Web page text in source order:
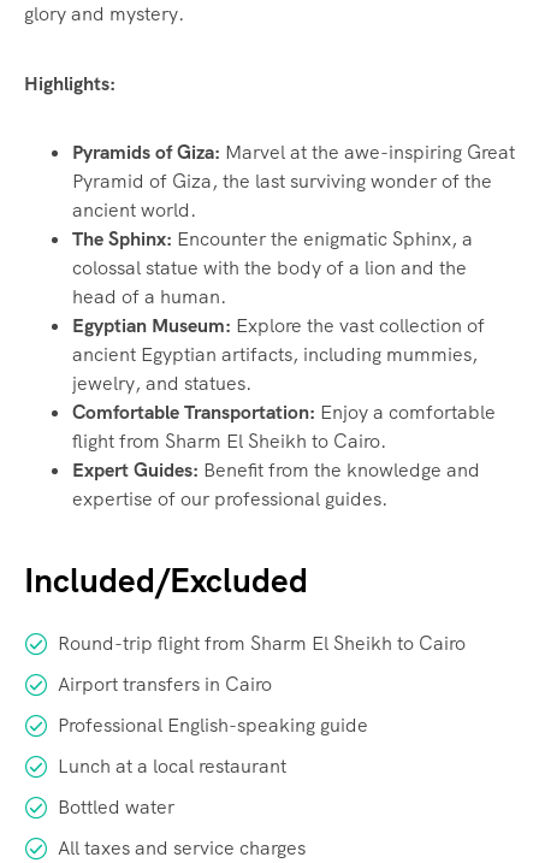
glory and mystery.
Highlights:
Pyramids of Giza: Marvel at the awe-inspiring Great
Pyramid of Giza, the last surviving wonder of the
ancient world.
The Sphinx: Encounter the enigmatic Sphinx, a
colossal statue with the body of a lion and the
head of a human.
Egyptian Museum: Explore the vast collection of
ancient Egyptian artifacts, including mummies,
jewelry, and statues.
Comfortable Transportation: Enjoy a comfortable
flight from Sharm El Sheikh to Cairo.
Expert Guides: Benefit from the knowledge and
expertise of our professional guides.
Included/Excluded
Round-trip flight from Sharm El Sheikh to Cairo
Airport transfers in Cairo
Professional English-speaking guide
Lunch at a local restaurant
Bottled water
All taxes and service charges